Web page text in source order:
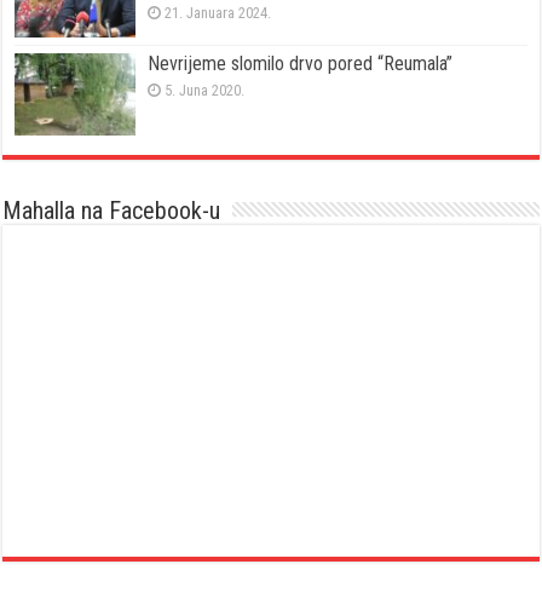
21. Januara 2024.
Nevrijeme slomilo drvo pored “Reumala”
5. Juna 2020.
Mahalla na Facebook-u